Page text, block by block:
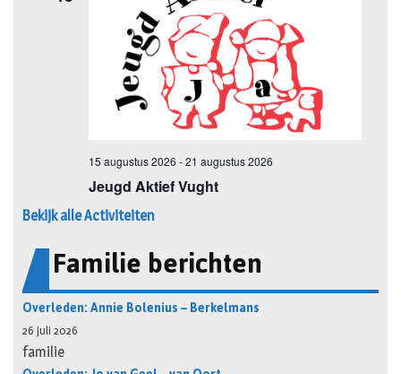
Bekijk alle Activiteiten
Familie berichten
Overleden: Annie Bolenius – Berkelmans
26 juli 2026
familie